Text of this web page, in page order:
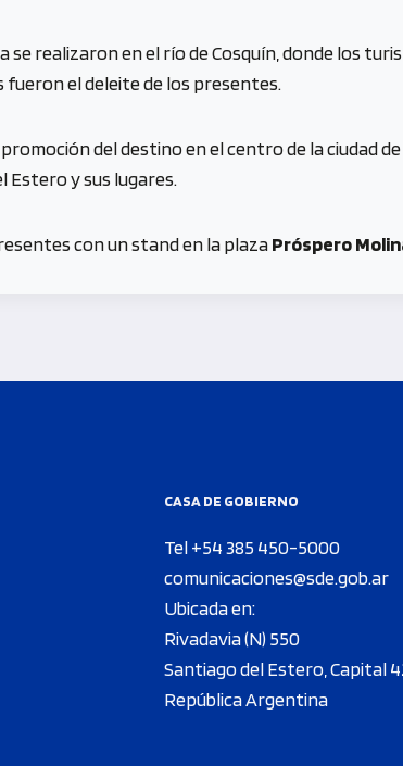
se realizaron en el río de Cosquín, donde los
fueron el deleite de los presentes.
del destino en el centro de la ciudad
Estero y sus lugares.
con un stand en la plazaPróspero
CASA DE GOBIERNO
Tel +54 385 450-5000
comunicaciones@sde.gob.ar
Ubicada en:
Rivadavia (N) 550
Santiago del Estero, Capital
República Argentina